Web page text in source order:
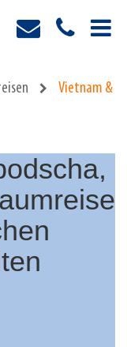
Vietnam &